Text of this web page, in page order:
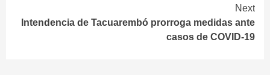
Next
Intendencia de Tacuarembó prorroga medidas ante
casos de COVID-19